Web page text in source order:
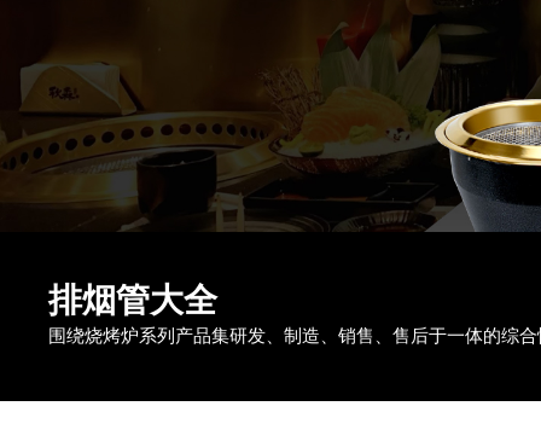
排烟管大全
围绕烧烤炉系列产品集研发、制造、销售、售后于一体的综